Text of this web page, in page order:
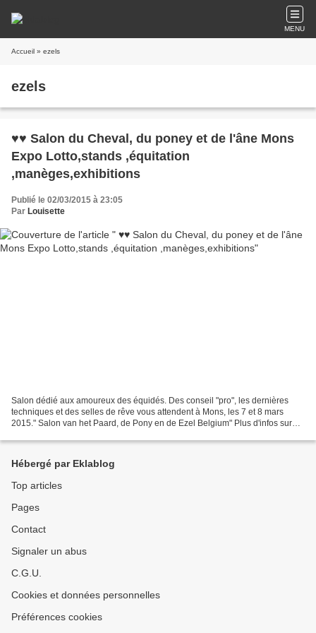
MENU
Accueil » ezels
ezels
♥♥ Salon du Cheval, du poney et de l'âne Mons
Expo Lotto,stands ,équitation
,manèges,exhibitions
Publié le 02/03/2015 à 23:05
Par Louisette
Salon dédié aux amoureux des équidés. Des conseil "pro", les dernières
techniques et des selles de rêve vous attendent à Mons, les 7 et 8 mars
2015." Salon van het Paard, de Pony en de Ezel Belgium" Plus d'infos sur
le-salon-du-cheval-du-poney-et-de-lane...
Hébergé par Eklablog
Top articles
Pages
Contact
Signaler un abus
C.G.U.
Cookies et données personnelles
Préférences cookies